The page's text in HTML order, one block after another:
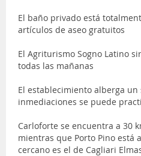
El baño privado está
artículos de aseo gratuitos
El Agriturismo Sogno Latino
todas las mañanas
El establecimiento alberga
inmediaciones se puede
Carloforte se encuentra a 30
mientras que Porto Pino está
cercano es el de Cagliari